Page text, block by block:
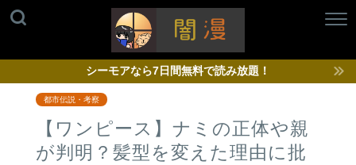
シーモアなら7日間無料で読み放題！
都市伝説・考察
【ワンピース】ナミの正体や親
が判明？髪型を変えた理由に批